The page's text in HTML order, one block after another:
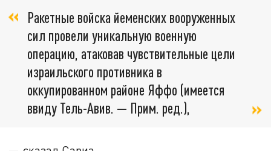
Ракетные войска йеменских вооруженных
сил провели уникальную военную
операцию, атаковав чувствительные цели
израильского противника в
оккупированном районе Яффо (имеется
ввиду Тель-Авив. — Прим. ред.),